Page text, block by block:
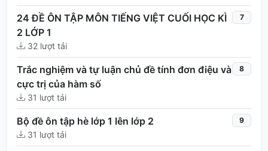
24 ĐỀ ÔN TẬP MÔN TIẾNG VIỆT CUỐI HỌC KÌ
2 LỚP 1
32 lượt tải
7
Trắc nghiệm và tự luận chủ đề tính đơn điệu và
cực trị của hàm số
31 lượt tải
8
Bộ đề ôn tập hè lớp 1 lên lớp 2
31 lượt tải
9